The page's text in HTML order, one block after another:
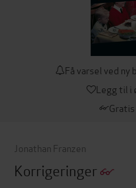
Få varsel ved
Legg til i
Jonathan Franzen
Korrigeringer